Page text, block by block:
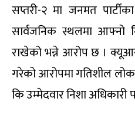
सप्तरी-२ मा जनमत
सार्वजनिक स्थलमा आफ्नो
राखेको भन्ने आरोप छ ।
गरेको आरोपमा गतिशील
कि उम्मेदवार निशा अधिकारी